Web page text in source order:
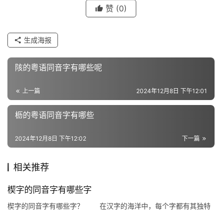
近
义
词
拼
音
赞 (0)
生成海报
陔的粤语同音字有哪些呢
上一篇 2024年12月8日 下午12:01
枥的粤语同音字有哪些
下一篇
2024年12月8日 下午12:02
相关推荐
楔字的同音字有哪些字
楔字的同音字有哪些字？ 在汉字的海洋中，每个字都有其独特